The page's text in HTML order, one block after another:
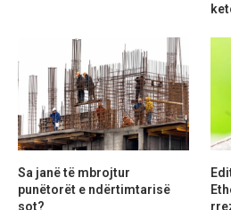
Sa janë të mbrojtur
punëtorët e ndërtimtarisë
sot?